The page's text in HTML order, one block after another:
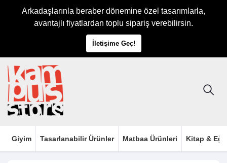
Arkadaşlarınla beraber dönemine özel tasarımlarla,
avantajlı fiyatlardan toplu sipariş verebilirsin.
İletişime Geç!
Giyim Tasarlanabilir Ürünler Matbaa Ürünleri Kitap &